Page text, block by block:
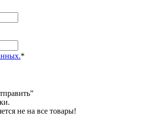
*
не на все товары!